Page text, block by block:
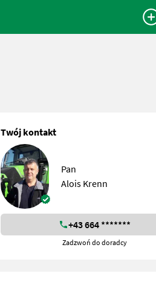
Twój kontakt
Pan
Alois Krenn
+43 664 *******
Zadzwoń do doradcy